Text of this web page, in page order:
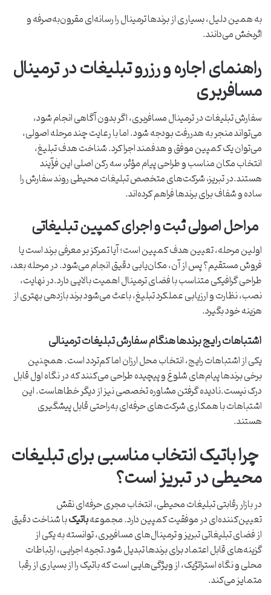
به همین دلیل، بسیاری از برندها ترمینال را رسانه‌ای مقرون‌به‌صرفه و
اثربخش می‌دانند.
راهنمای اجاره و رزرو تبلیغات در ترمینال
مسافربری
سفارش تبلیغات در ترمینال مسافربری، اگر بدون آگاهی انجام شود،
می‌تواند منجر به هدررفت بودجه شود. اما با رعایت چند مرحله اصولی،
می‌توان یک کمپین موفق و هدفمند اجرا کرد. شناخت هدف تبلیغ،
انتخاب مکان مناسب و طراحی پیام مؤثر، سه رکن اصلی این فرآیند
هستند.در تبریز، شرکت‌های متخصص تبلیغات محیطی روند سفارش را
ساده و شفاف برای برندها فراهم کرده‌اند.
مراحل اصولی ثبت و اجرای کمپین تبلیغاتی
اولین مرحله، تعیین هدف کمپین است؛ آیا تمرکز بر معرفی برند است یا
فروش مستقیم؟ پس از آن، مکان‌یابی دقیق انجام می‌شود. در مرحله بعد،
طراحی گرافیکی متناسب با فضای ترمینال اهمیت بالایی دارد.در نهایت،
نصب، نظارت و ارزیابی عملکرد تبلیغ، باعث می‌شود برند بازدهی بهتری از
هزینه خود بگیرد.
اشتباهات رایج برندها هنگام سفارش تبلیغات ترمینالی
یکی از اشتباهات رایج، انتخاب محل ارزان اما کم‌تردد است. همچنین
برخی برندها پیام‌های شلوغ و پیچیده طراحی می‌کنند که در نگاه اول قابل
درک نیست.نادیده گرفتن مشاوره تخصصی نیز از دیگر خطاهاست. این
اشتباهات با همکاری شرکت‌های حرفه‌ای به‌راحتی قابل پیشگیری
هستند.
چرا باتیک انتخاب مناسبی برای تبلیغات
محیطی در تبریز است؟
در بازار رقابتی تبلیغات محیطی، انتخاب مجری حرفه‌ای نقش
تعیین‌کننده‌ای در موفقیت کمپین دارد. مجموعهباتیکبا شناخت دقیق
از فضای تبلیغاتی تبریز و ترمینال‌های مسافربری، توانسته به یکی از
گزینه‌های قابل اعتماد برای برندها تبدیل شود.تجربه اجرایی، ارتباطات
محلی و نگاه استراتژیک، از ویژگی‌هایی است که باتیک را از بسیاری از رقبا
متمایز می‌کند.